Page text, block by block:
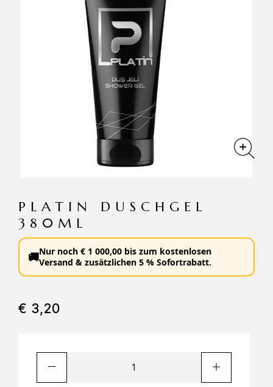
PLATIN DUSCHGEL
380ML
🚚Nur noch € 1 000,00 bis zum kostenlosen
Versand & zusätzlichen 5 % Sofortrabatt.
€ 3,20